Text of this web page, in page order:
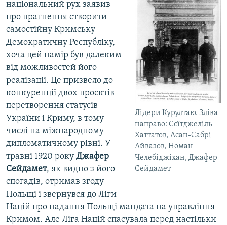
Лідери Курултаю. Зліва
направо: Сєїтджеліль
Хаттатов, Асан-Сабрі
Айвазов, Номан
Челебіджіхан, Джафер
Сейдамет
національний рух заявив
про прагнення створити
самостійну Кримську
Демократичну Республіку,
хоча цей намір був далеким
від можливостей його
реалізації. Це призвело до
конкуренції двох проєктів
перетворення статусів
України і Криму, в тому
числі на міжнародному
дипломатичному рівні. У
травні 1920 року Джафер
Сейдамет, як видно з його
спогадів, отримав згоду
Польщі і звернувся до Ліги
Націй про надання Польщі мандата на управління
Кримом. Але Ліга Націй спасувала перед настільки